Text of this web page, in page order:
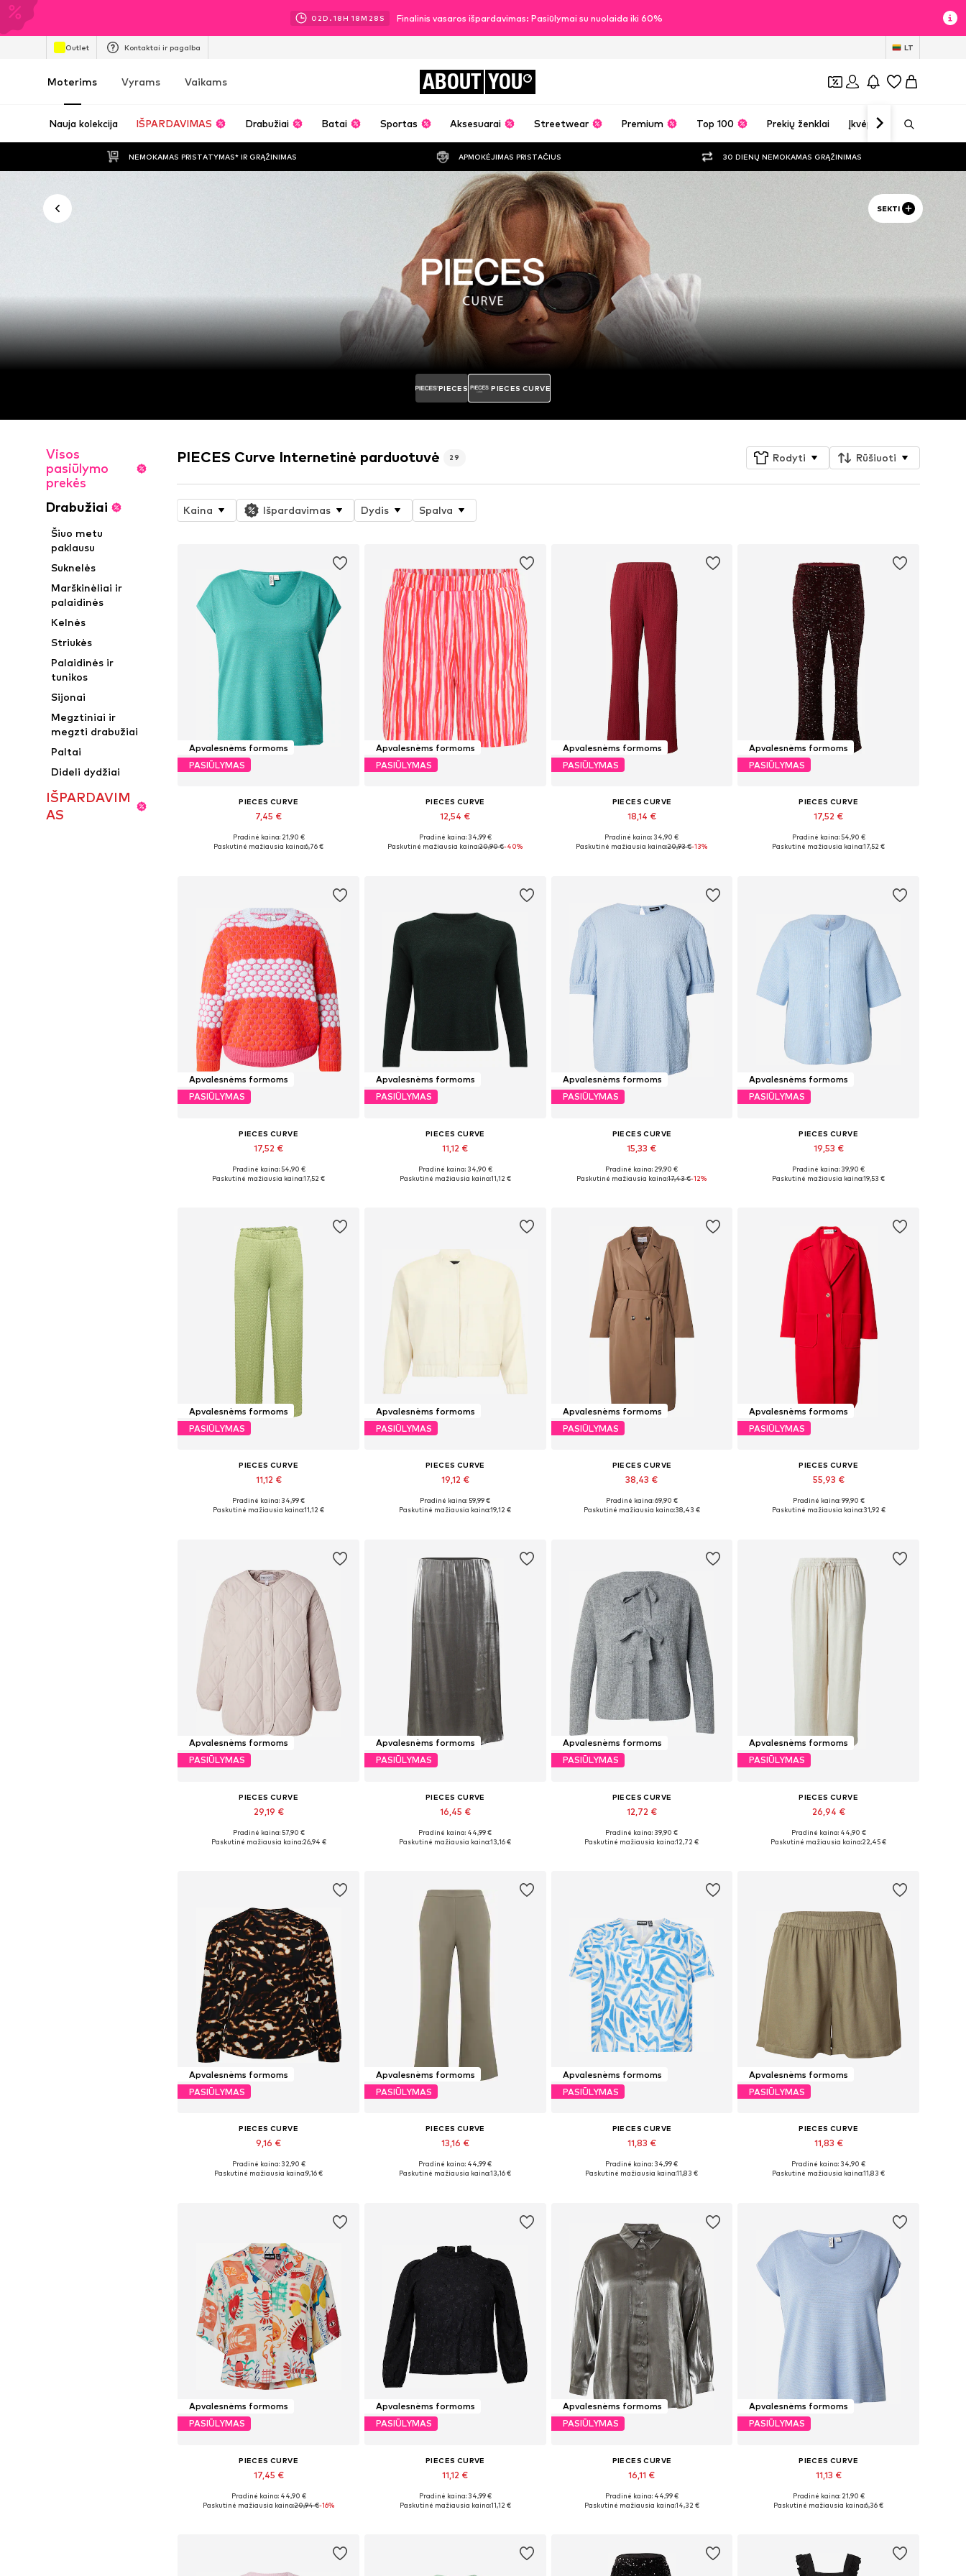
02D.18H 18M 26 S Finalinis vasaros išpardavimas: Pasiūlymai su nuolaida iki 60%
Outlet Kontaktai ir pagalba LT
Moterims Vyrams Vaikams ABOUT YOU
Nauja kolekcija IŠPARDAVIMAS Drabužiai Batai Sportas Aksesuarai Streetwear Premium Top 100 Prekių ženklai Įkvėpimas
NEMOKAMAS PRISTATYMAS* IR GRĄŽINIMAS APMOKĖJIMAS PRISTAČIUS 30 DIENŲ NEMOKAMAS GRĄŽINIMAS
SEKTI
PIECES PIECES CURVE
Visos
pasiūlymo
prekės
Drabužiai
Šiuo metu
paklausu
Suknelės
Marškinėliai ir
palaidinės
Kelnės
Striukės
Palaidinės ir
tunikos
Sijonai
Megztiniai ir
megzti drabužiai
Paltai
Dideli dydžiai
IŠPARDAVIM
AS
PIECES Curve Internetinė parduotuvė 29 Rodyti Rūšiuoti
Kaina Išpardavimas Dydis Spalva
Apvalesnėms formoms
PASIŪLYMAS
PIECES CURVE
7,45 €
Galimi dydžiai: XL-XXL, XXXL-4XL, 4XL-5XL
Pradinė kaina: 21,90 €
Paskutinė mažiausia kaina:6,76 €
Apvalesnėms formoms
PASIŪLYMAS
PIECES CURVE
12,54 €
Galimi dydžiai: 46, 48
Pradinė kaina: 34,99 €
Paskutinė mažiausia kaina:20,90 €-40%
Apvalesnėms formoms
PASIŪLYMAS
PIECES CURVE
18,14 €
Galimi dydžiai: 46-48
Pradinė kaina: 34,90 €
Paskutinė mažiausia kaina:20,93 €-13%
Apvalesnėms formoms
PASIŪLYMAS
PIECES CURVE
17,52 €
Galimi dydžiai: 46-48, 48-50, 52-54
Pradinė kaina: 54,90 €
Paskutinė mažiausia kaina:17,52 €
Apvalesnėms formoms
PASIŪLYMAS
PIECES CURVE
17,52 €
Galimi dydžiai: XL-XXL, XXXL-4XL, 4XL-5XL
Pradinė kaina: 54,90 €
Paskutinė mažiausia kaina:17,52 €
Apvalesnėms formoms
PASIŪLYMAS
PIECES CURVE
11,12 €
Galimi dydžiai: XL-XXL, XXXL-4XL, 4XL-5XL
Pradinė kaina: 34,90 €
Paskutinė mažiausia kaina:11,12 €
Apvalesnėms formoms
PASIŪLYMAS
PIECES CURVE
15,33 €
Galimi dydžiai: XXXL-4XL, 6XL-7XL
Pradinė kaina: 29,90 €
Paskutinė mažiausia kaina:17,43 €-12%
Apvalesnėms formoms
PASIŪLYMAS
PIECES CURVE
19,53 €
Galimi dydžiai: XXXL-4XL, 6XL-7XL
Pradinė kaina: 39,90 €
Paskutinė mažiausia kaina:19,53 €
Apvalesnėms formoms
PASIŪLYMAS
PIECES CURVE
11,12 €
Galimi dydžiai: 48-50
Pradinė kaina: 34,99 €
Paskutinė mažiausia kaina:11,12 €
Apvalesnėms formoms
PASIŪLYMAS
PIECES CURVE
19,12 €
Galimi dydžiai: XXXL, 4XL, 5XL, 6XL
Pradinė kaina: 59,99 €
Paskutinė mažiausia kaina:19,12 €
Apvalesnėms formoms
PASIŪLYMAS
PIECES CURVE
38,43 €
Galimi dydžiai: 5XL
Pradinė kaina: 69,90 €
Paskutinė mažiausia kaina:38,43 €
Apvalesnėms formoms
PASIŪLYMAS
PIECES CURVE
55,93 €
Galimi dydžiai: 4XL
Pradinė kaina: 99,90 €
Paskutinė mažiausia kaina:31,92 €
Apvalesnėms formoms
PASIŪLYMAS
PIECES CURVE
29,19 €
Galimi dydžiai: 4XL
Pradinė kaina: 57,90 €
Paskutinė mažiausia kaina:26,94 €
Apvalesnėms formoms
PASIŪLYMAS
PIECES CURVE
16,45 €
Galimi dydžiai: 48
Pradinė kaina: 44,99 €
Paskutinė mažiausia kaina:13,16 €
Apvalesnėms formoms
PASIŪLYMAS
PIECES CURVE
12,72 €
Galimi dydžiai: L, XL
Pradinė kaina: 39,90 €
Paskutinė mažiausia kaina:12,72 €
Apvalesnėms formoms
PASIŪLYMAS
PIECES CURVE
26,94 €
Galimi dydžiai: 44, 50
Pradinė kaina: 44,90 €
Paskutinė mažiausia kaina:22,45 €
Apvalesnėms formoms
PASIŪLYMAS
PIECES CURVE
9,16 €
Galimi dydžiai: 5XL
Pradinė kaina: 32,90 €
Paskutinė mažiausia kaina:9,16 €
Apvalesnėms formoms
PASIŪLYMAS
PIECES CURVE
13,16 €
Galimi dydžiai: 50
Pradinė kaina: 44,99 €
Paskutinė mažiausia kaina:13,16 €
Apvalesnėms formoms
PASIŪLYMAS
PIECES CURVE
11,83 €
Galimi dydžiai: XXXL
Pradinė kaina: 34,99 €
Paskutinė mažiausia kaina:11,83 €
Apvalesnėms formoms
PASIŪLYMAS
PIECES CURVE
11,83 €
Galimi dydžiai: 56, 60
Pradinė kaina: 34,90 €
Paskutinė mažiausia kaina:11,83 €
Apvalesnėms formoms
PASIŪLYMAS
PIECES CURVE
17,45 €
Galimi dydžiai: 5XL
Pradinė kaina: 44,90 €
Paskutinė mažiausia kaina:20,94 €-16%
Apvalesnėms formoms
PASIŪLYMAS
PIECES CURVE
11,12 €
Galimi dydžiai: L
Pradinė kaina: 34,99 €
Paskutinė mažiausia kaina:11,12 €
Apvalesnėms formoms
PASIŪLYMAS
PIECES CURVE
16,11 €
Galimi dydžiai: 4XL
Pradinė kaina: 44,99 €
Paskutinė mažiausia kaina:14,32 €
Apvalesnėms formoms
PASIŪLYMAS
PIECES CURVE
11,13 €
Galimi dydžiai: XXXL-4XL, 4XL-5XL
Pradinė kaina: 21,90 €
Paskutinė mažiausia kaina:6,36 €